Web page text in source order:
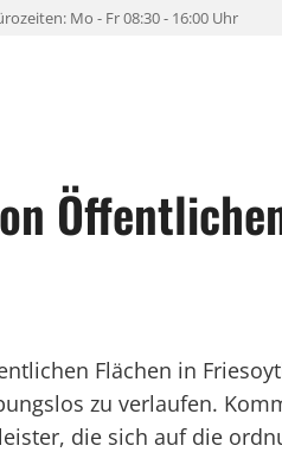
Mo - Fr 08:30 - 16:00 Uhr
Flächen in
zu verlaufen.
die sich auf die